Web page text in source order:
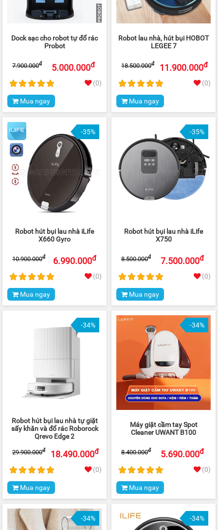
Dock sạc cho robot tự đổ rác
Probot
5.000.000đ
7.900.000đ
(0)
Mua ngay
Robot lau nhà, hút bụi HOBOT
LEGEE 7
11.900.000đ
18.500.000đ
(0)
Mua ngay
-35%
Robot hút bụi lau nhà iLife
X660 Gyro
6.990.000đ
10.900.000đ
(0)
Mua ngay
-35%
Robot hút bụi lau nhà iLife
X750
7.500.000đ
8.500.000đ
(0)
Mua ngay
-34%
Robot hút bụi lau nhà tự giặt
sấy khăn và đổ rác Roborock
Qrevo Edge 2
18.490.000đ
29.900.000đ
(0)
Mua ngay
-34%
Máy giặt cầm tay Spot
Cleaner UWANT B100
5.690.000đ
8.400.000đ
(0)
Mua ngay
-34% -34%